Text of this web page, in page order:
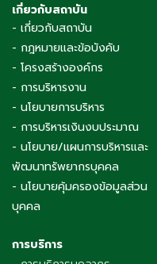
เกี่ยวกับสถาบัน
- เกี่ยวกับสถาบัน
- กฎหมายและข้อบังคับ
- โครงสร้างองค์กร
- การบริหารงาน
- นโยบายการบริหาร
- การบริหารเงินงบประมาณ
- นโยบาย/แผนการบริหารและ
พัฒนาทรัพยากรบุคคล
- นโยบายคุ้มครองข้อมูลส่วน
บุคคล
การบริการ